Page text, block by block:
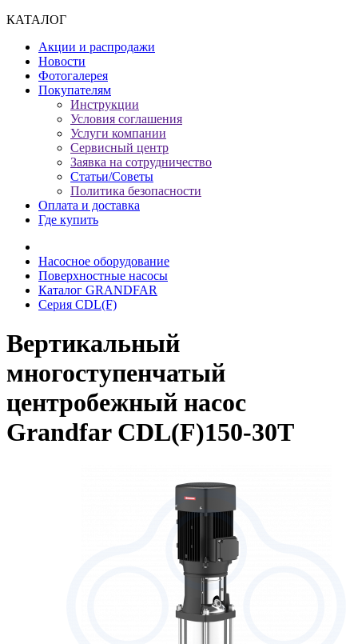
КАТАЛОГ
Акции и распродажи
Новости
Фотогалерея
Покупателям
Инструкции
Условия соглашения
Услуги компании
Сервисный центр
Заявка на сотрудничество
Статьи/Советы
Политика безопасности
Оплата и доставка
Где купить
Насосное оборудование
Поверхностные насосы
Каталог GRANDFAR
Серия CDL(F)
Вертикальный
многоступенчатый
центробежный насос
Grandfar CDL(F)150-30T